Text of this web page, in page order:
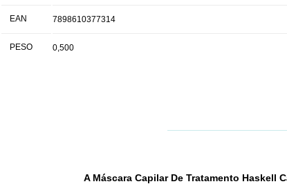
EAN 7898610377314
PESO 0,500
A Máscara Capilar De Tratamento